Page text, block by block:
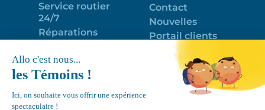
Service routier
24/7
Réparations
d’entretien
Déneigement
Équipements
Contact
Nouvelles
Portail clients
Emploi
Politique de
confidentialité